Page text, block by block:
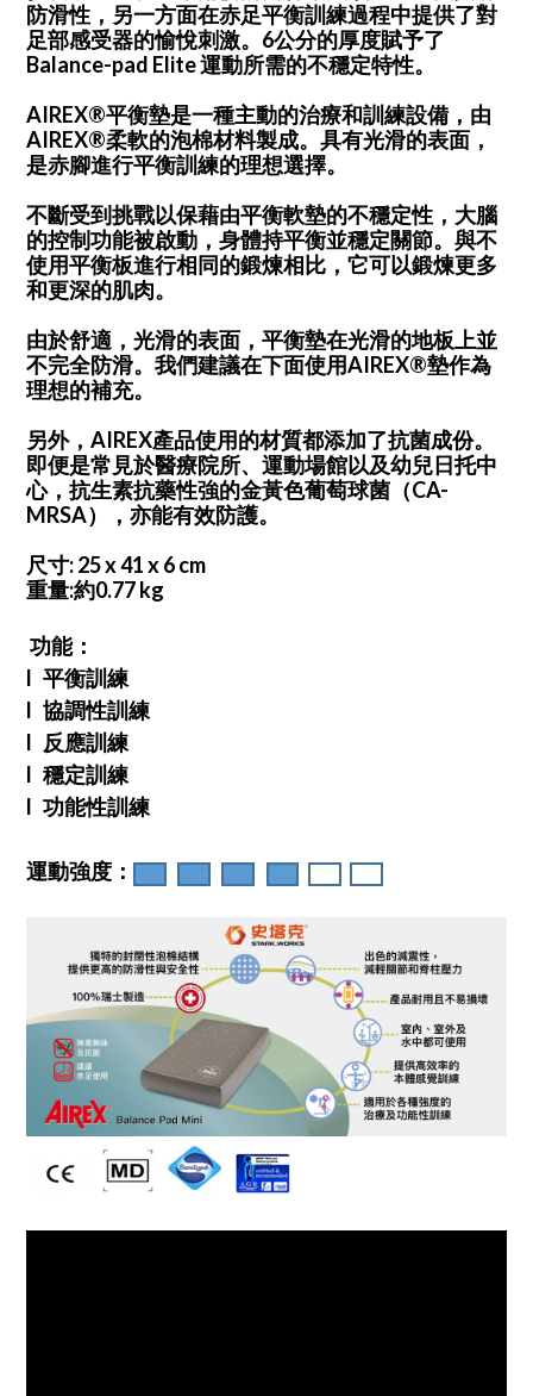
防滑性，另一方面在赤足平衡訓練過程中提供了對
足部感受器的愉悅刺激。6公分的厚度賦予了
Balance-pad Elite 運動所需的不穩定特性。
AIREX®平衡墊是一種主動的治療和訓練設備，由
AIREX®柔軟的泡棉材料製成。具有光滑的表面，
是赤腳進行平衡訓練的理想選擇。
不斷受到挑戰以保藉由平衡軟墊的不穩定性，大腦
的控制功能被啟動，身體持平衡並穩定關節。與不
使用平衡板進行相同的鍛煉相比，它可以鍛煉更多
和更深的肌肉。
由於舒適，光滑的表面，平衡墊在光滑的地板上並
不完全防滑。我們建議在下面使用AIREX®墊作為
理想的補充。
另外，AIREX產品使用的材質都添加了抗菌成份。
即便是常見於醫療院所、運動場館以及幼兒日托中
心，抗生素抗藥性強的金黃色葡萄球菌（CA-
MRSA），亦能有效防護。
尺寸: 25 x 41 x 6 cm
重量:約0.77 kg
功能：
l 平衡訓練
l 協調性訓練
l 反應訓練
l 穩定訓練
l 功能性訓練
運動強度：